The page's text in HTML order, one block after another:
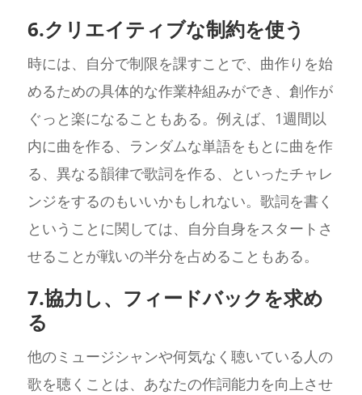
6.クリエイティブな制約を使う
時には、自分で制限を課すことで、曲作りを始
めるための具体的な作業枠組みができ、創作が
ぐっと楽になることもある。例えば、1週間以
内に曲を作る、ランダムな単語をもとに曲を作
る、異なる韻律で歌詞を作る、といったチャレ
ンジをするのもいいかもしれない。歌詞を書く
ということに関しては、自分自身をスタートさ
せることが戦いの半分を占めることもある。
7.協力し、フィードバックを求め
る
他のミュージシャンや何気なく聴いている人の
歌を聴くことは、あなたの作詞能力を向上させ